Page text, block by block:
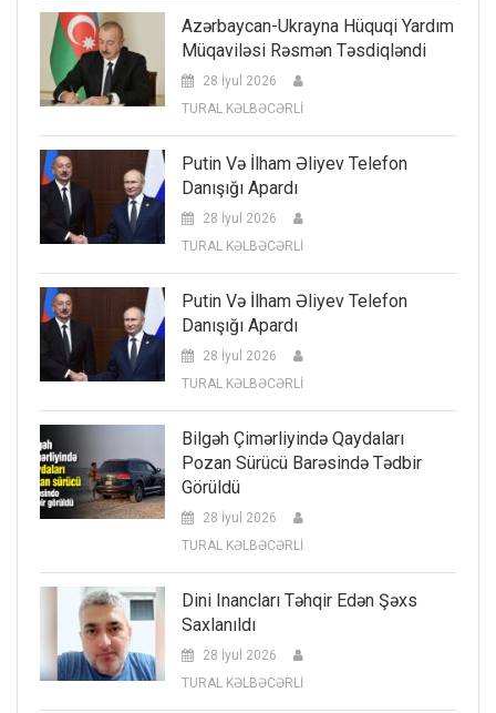
Azərbaycan-Ukrayna Hüquqi Yardım
Müqaviləsi Rəsmən Təsdiqləndi
28 İyul 2026
TURAL KƏLBƏCƏRLİ
Putin Və İlham Əliyev Telefon
Danışığı Apardı
28 İyul 2026
TURAL KƏLBƏCƏRLİ
Putin Və İlham Əliyev Telefon
Danışığı Apardı
28 İyul 2026
TURAL KƏLBƏCƏRLİ
Bilgəh Çimərliyində Qaydaları
Pozan Sürücü Barəsində Tədbir
Görüldü
28 İyul 2026
TURAL KƏLBƏCƏRLİ
Dini Inancları Təhqir Edən Şəxs
Saxlanıldı
28 İyul 2026
TURAL KƏLBƏCƏRLİ